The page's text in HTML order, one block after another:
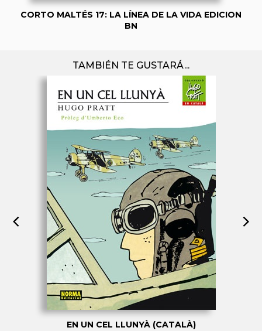
CORTO MALTÉS 17: LA LÍNEA DE LA VIDA EDICION
BN
TAMBIÉN TE GUSTARÁ...
EN UN CEL LLUNYÀ (CATALÀ)